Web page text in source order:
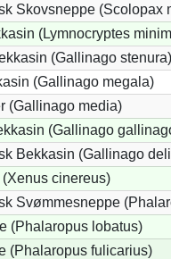
Skovsneppe (Scolopax
(Lymnocryptes
(Gallinago stenura)
(Gallinago megala)
(Gallinago media)
(Gallinago
Bekkasin (Gallinago
cinereus)
Svømmesneppe
(Phalaropus lobatus)
(Phalaropus fulicarius)